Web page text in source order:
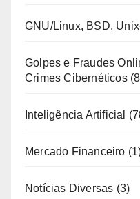
GNU/Linux, BSD,
Golpes e Fraudes
Crimes Cibernéticos
Inteligência Artificial
Mercado Financeiro
Notícias Diversas (3)